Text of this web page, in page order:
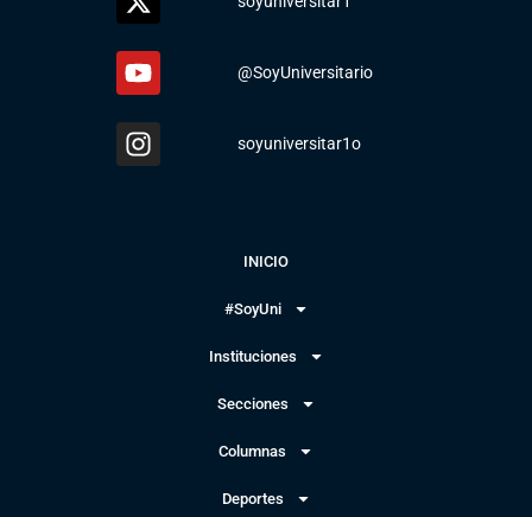
@SoyUniversitario
soyuniversitar1o
INICIO
#SoyUni
Instituciones
Secciones
Columnas
Deportes